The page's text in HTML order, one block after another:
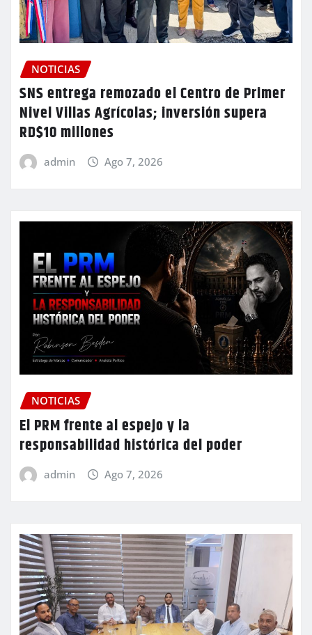
NOTICIAS
SNS entrega remozado el Centro de Primer
Nivel Villas Agrícolas; inversión supera
RD$10 millones
admin Ago 7, 2026
NOTICIAS
El PRM frente al espejo y la
responsabilidad histórica del poder
admin Ago 7, 2026